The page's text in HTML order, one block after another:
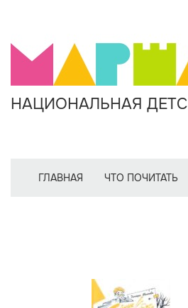
НАЦИОНАЛЬНАЯ
ГЛАВНАЯ ЧТО ПОЧИТАТЬ